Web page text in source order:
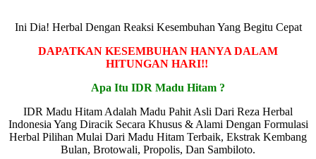
Ini Dia! Herbal Dengan Reaksi Kesembuhan Yang Begitu Cepat
DAPATKAN KESEMBUHAN HANYA DALAM
HITUNGAN HARI!!
Apa Itu IDR Madu Hitam ?
IDR Madu Hitam Adalah Madu Pahit Asli Dari Reza Herbal
Indonesia Yang Diracik Secara Khusus & Alami Dengan Formulasi
Herbal Pilihan Mulai Dari Madu Hitam Terbaik, Ekstrak Kembang
Bulan, Brotowali, Propolis, Dan Sambiloto.